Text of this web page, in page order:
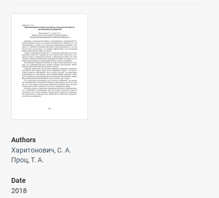
Authors
Харитонович, С. А.
Проц, Т. А.
Date
2018